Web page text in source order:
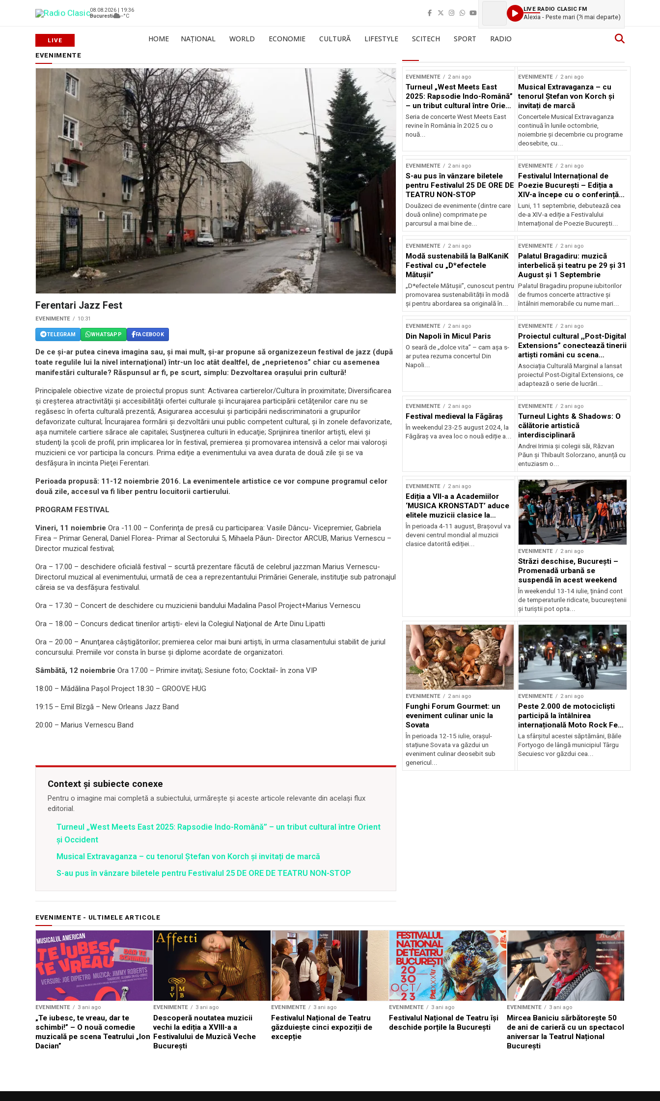
08.08.2026 | 19:36
Bucuresti
--°C
LIVE RADIO CLASIC FM
Alexia - Peste mari (?i mai departe)
HOME NAȚIONAL WORLD ECONOMIE CULTURĂ LIFESTYLE SCITECH SPORT RADIO
EVENIMENTE
Ferentari Jazz Fest
EVENIMENTE 10:31
TELEGRAM WHATSAPP FACEBOOK
De ce şi-ar putea cineva imagina sau, şi mai mult, şi-ar propune să organizezeun festival de jazz (după
toate regulile lui la nivel internaţional) într-un loc atât dealtfel, de „neprietenos” chiar cu asemenea
manifestări culturale? Răspunsul ar fi, pe scurt, simplu: Dezvoltarea oraşului prin cultură!
Principalele obiective vizate de proiectul propus sunt: Activarea cartierelor/Cultura în proximitate; Diversificarea
şi creşterea atractivităţii şi accesibilităţii ofertei culturale şi încurajarea participării cetăţenilor care nu se
regăsesc în oferta culturală prezentă; Asigurarea accesului şi participării nediscriminatorii a grupurilor
defavorizate cultural; Încurajarea formării şi dezvoltării unui public competent cultural, şi în zonele defavorizate,
aşa numitele cartiere sărace ale capitalei; Susţinerea culturii în educaţie; Sprijinirea tinerilor artişti, elevi şi
studenţi la şcoli de profil, prin implicarea lor în festival, premierea şi promovarea intensivă a celor mai valoroşi
muzicieni ce vor participa la concurs. Prima ediţie a evenimentului va avea durata de două zile şi se va
desfăşura în incinta Pieţei Ferentari.
Perioada propusă: 11-12 noiembrie 2016. La evenimentele artistice ce vor compune programul celor
două zile, accesul va fi liber pentru locuitorii cartierului.
PROGRAM FESTIVAL
Vineri, 11 noiembrie Ora -11.00 – Conferinţa de presă cu participarea: Vasile Dâncu- Vicepremier, Gabriela
Firea – Primar General, Daniel Florea- Primar al Sectorului 5, Mihaela Păun- Director ARCUB, Marius Vernescu –
Director muzical festival;
Ora – 17.00 – deschidere oficială festival – scurtă prezentare făcută de celebrul jazzman Marius Vernescu-
Directorul muzical al evenimentului, urmată de cea a reprezentantului Primăriei Generale, instituţie sub patronajul
căreia se va desfăşura festivalul.
Ora – 17.30 – Concert de deschidere cu muzicienii bandului Madalina Pasol Project+Marius Vernescu
Ora – 18.00 – Concurs dedicat tinerilor artişti- elevi la Colegiul Naţional de Arte Dinu Lipatti
Ora – 20.00 – Anunţarea câştigătorilor; premierea celor mai buni artişti, în urma clasamentului stabilit de juriul
concursului. Premiile vor consta în burse şi diplome acordate de organizatori.
Sâmbătă, 12 noiembrie Ora 17.00 – Primire invitaţi; Sesiune foto; Cocktail- în zona VIP
18:00 – Mădălina Paşol Project 18:30 – GROOVE HUG
19:15 – Emil Bîzgă – New Orleans Jazz Band
20:00 – Marius Vernescu Band
Context și subiecte conexe
Pentru o imagine mai completă a subiectului, urmărește și aceste articole relevante din același flux
editorial.
Turneul „West Meets East 2025: Rapsodie Indo-Română” – un tribut cultural între Orient
și Occident
Musical Extravaganza – cu tenorul Ștefan von Korch și invitați de marcă
S-au pus în vânzare biletele pentru Festivalul 25 DE ORE DE TEATRU NON-STOP
EVENIMENTE 2 ani ago
Turneul „West Meets East
2025: Rapsodie Indo-Română”
– un tribut cultural între Orient
și Occident
Seria de concerte West Meets East
revine în România în 2025 cu o
nouă...
EVENIMENTE 2 ani ago
Musical Extravaganza – cu
tenorul Ștefan von Korch și
invitați de marcă
Concertele Musical Extravaganza
continuă în lunile octombrie,
noiembrie şi decembrie cu programe
deosebite, cu...
EVENIMENTE 2 ani ago
S-au pus în vânzare biletele
pentru Festivalul 25 DE ORE DE
TEATRU NON-STOP
Douăzeci de evenimente (dintre care
două online) comprimate pe
parcursul a mai bine de...
EVENIMENTE 2 ani ago
Festivalul Internațional de
Poezie București – Ediția a
XIV-a începe cu o conferință
despre limba română
susținută de Marco Lucchesi
Luni, 11 septembrie, debutează cea
de-a XIV-a ediție a Festivalului
Internațional de Poezie București...
EVENIMENTE 2 ani ago
Modă sustenabilă la BalKaniK
Festival cu „D*efectele
Mătușii”
„D*efectele Mătușii”, cunoscut pentru
promovarea sustenabilității în modă
și pentru abordarea sa originală în...
EVENIMENTE 2 ani ago
Palatul Bragadiru: muzică
interbelică şi teatru pe 29 şi 31
August şi 1 Septembrie
Palatul Bragadiru propune iubitorilor
de frumos concerte attractive şi
întâlniri memorabile cu nume mari...
EVENIMENTE 2 ani ago
Din Napoli în Micul Paris
O seară de „dolce vita” – cam așa s-
ar putea rezuma concertul Din
Napoli...
EVENIMENTE 2 ani ago
Proiectul cultural ,,Post-Digital
Extensions” conectează tinerii
artiști români cu scena
internațională
Asociația Culturală Marginal a lansat
proiectul Post-Digital Extensions, ce
adaptează o serie de lucrări...
EVENIMENTE 2 ani ago
Festival medieval la Făgăraș
În weekendul 23-25 august 2024, la
Făgăraș va avea loc o nouă ediție a...
EVENIMENTE 2 ani ago
Turneul Lights & Shadows: O
călătorie artistică
interdisciplinară
Andrei Irimia și colegii săi, Răzvan
Păun și Thibault Solorzano, anunță cu
entuziasm o...
EVENIMENTE 2 ani ago
Ediția a VII-a a Academiilor
‘MUSICA KRONSTADT’ aduce
elitele muzicii clasice la
Brașov
În perioada 4-11 august, Brașovul va
deveni centrul mondial al muzicii
clasice datorită ediției...
EVENIMENTE 2 ani ago
Străzi deschise, București –
Promenadă urbană se
suspendă în acest weekend
În weekendul 13-14 iulie, ținând cont
de temperaturile ridicate, bucureștenii
și turiștii pot opta...
EVENIMENTE 2 ani ago
Funghi Forum Gourmet: un
eveniment culinar unic la
Sovata
În perioada 12-15 iulie, orașul-
stațiune Sovata va găzdui un
eveniment culinar deosebit sub
genericul...
EVENIMENTE 2 ani ago
Peste 2.000 de motocicliști
participă la întâlnirea
internațională Moto Rock Fest
la Băile Fortyogo
La sfârșitul acestei săptămâni, Băile
Fortyogo de lângă municipiul Târgu
Secuiesc vor găzdui cea...
EVENIMENTE - ULTIMELE ARTICOLE
EVENIMENTE 3 ani ago
„Te iubesc, te vreau, dar te
schimbi!” – O nouă comedie
muzicală pe scena Teatrului „Ion
Dacian”
EVENIMENTE 3 ani ago
Descoperă noutatea muzicii
vechi la ediția a XVIII-a a
Festivalului de Muzică Veche
București
EVENIMENTE 3 ani ago
Festivalul Național de Teatru
găzduiește cinci expoziții de
excepție
EVENIMENTE 3 ani ago
Festivalul Național de Teatru își
deschide porțile la București
EVENIMENTE 3 ani ago
Mircea Baniciu sărbătorește 50
de ani de carieră cu un spectacol
aniversar la Teatrul Național
București